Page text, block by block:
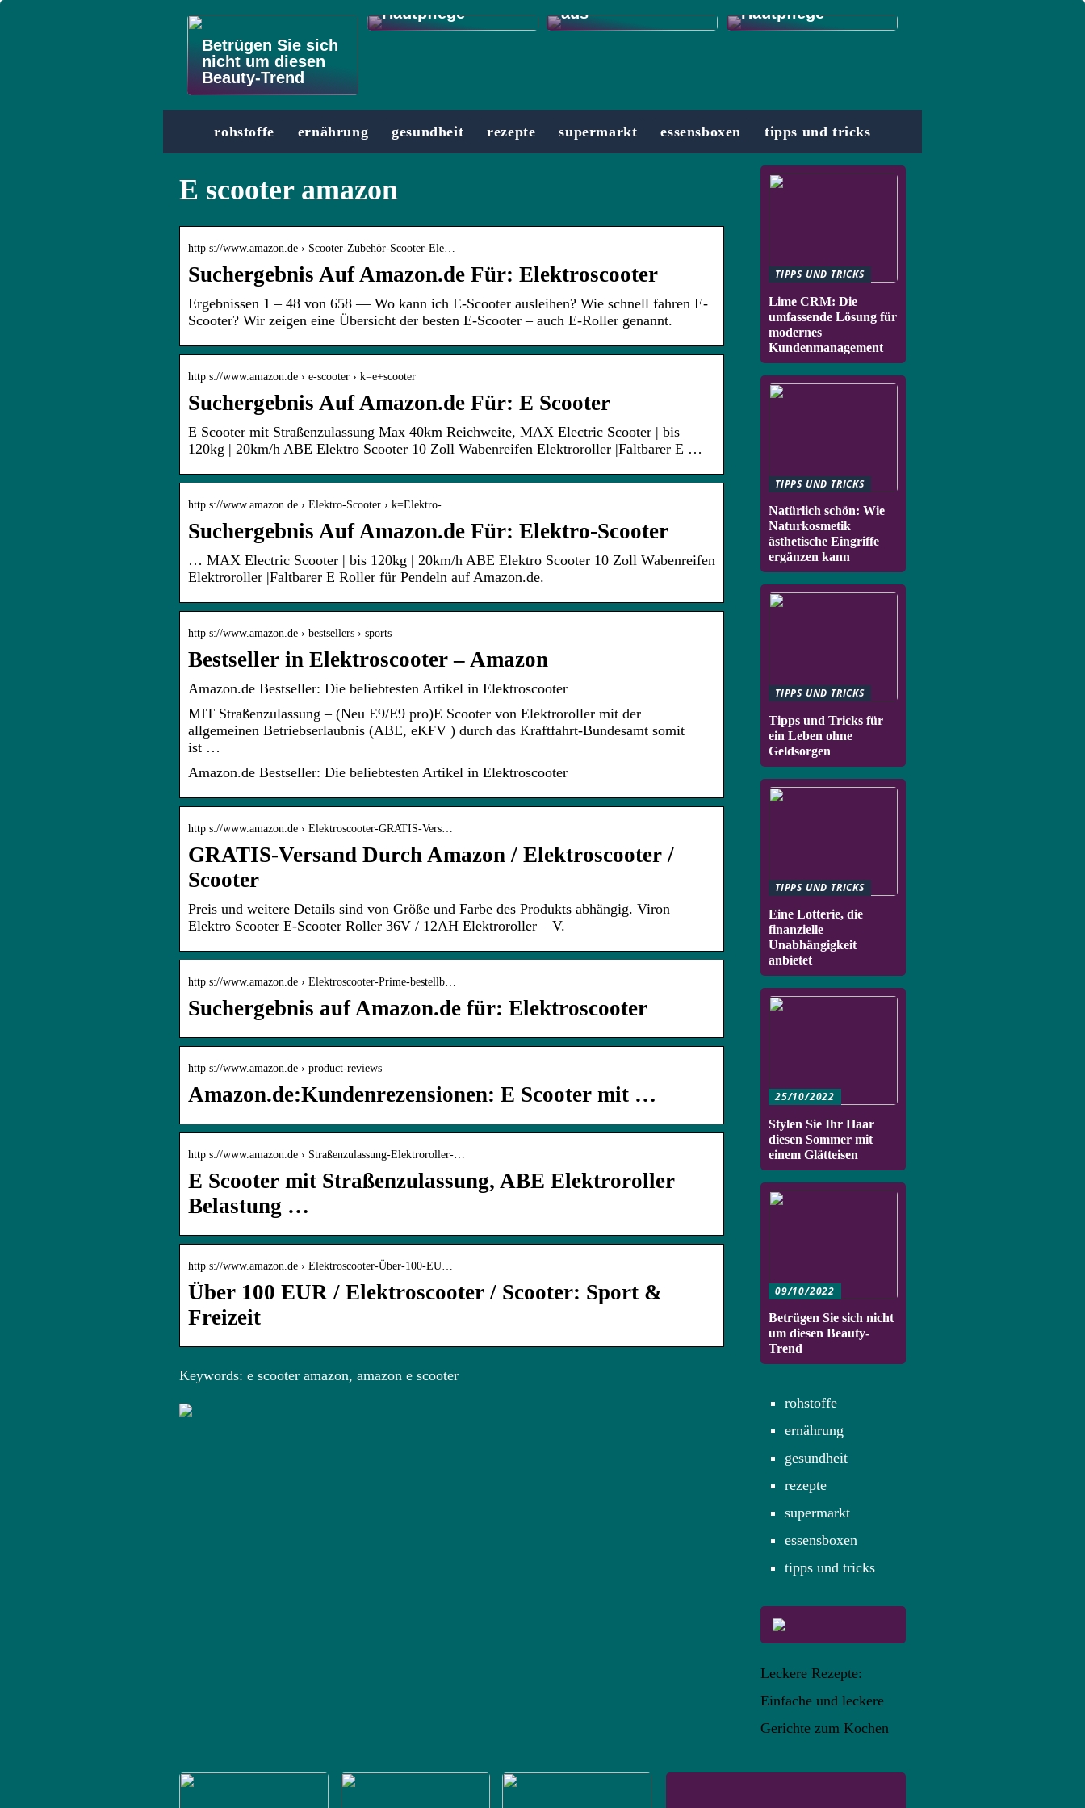
Betrügen Sie sich
nicht um diesen
Beauty-Trend
Hautpflege
aus
Hautpflege
rohstoffe ernährung gesundheit rezepte supermarkt essensboxen tipps und tricks
E scooter amazon
http s://www.amazon.de › Scooter-Zubehör-Scooter-Ele…
Suchergebnis Auf Amazon.de Für: Elektroscooter
Ergebnissen 1 – 48 von 658 — Wo kann ich E-Scooter ausleihen? Wie schnell fahren E-
Scooter? Wir zeigen eine Übersicht der besten E-Scooter – auch E-Roller genannt.
http s://www.amazon.de › e-scooter › k=e+scooter
Suchergebnis Auf Amazon.de Für: E Scooter
E Scooter mit Straßenzulassung Max 40km Reichweite, MAX Electric Scooter | bis
120kg | 20km/h ABE Elektro Scooter 10 Zoll Wabenreifen Elektroroller |Faltbarer E …
http s://www.amazon.de › Elektro-Scooter › k=Elektro-…
Suchergebnis Auf Amazon.de Für: Elektro-Scooter
… MAX Electric Scooter | bis 120kg | 20km/h ABE Elektro Scooter 10 Zoll Wabenreifen
Elektroroller |Faltbarer E Roller für Pendeln auf Amazon.de.
http s://www.amazon.de › bestsellers › sports
Bestseller in Elektroscooter – Amazon
Amazon.de Bestseller: Die beliebtesten Artikel in Elektroscooter
MIT Straßenzulassung – (Neu E9/E9 pro)E Scooter von Elektroroller mit der
allgemeinen Betriebserlaubnis (ABE, eKFV ) durch das Kraftfahrt-Bundesamt somit
ist …
Amazon.de Bestseller: Die beliebtesten Artikel in Elektroscooter
http s://www.amazon.de › Elektroscooter-GRATIS-Vers…
GRATIS-Versand Durch Amazon / Elektroscooter /
Scooter
Preis und weitere Details sind von Größe und Farbe des Produkts abhängig. Viron
Elektro Scooter E-Scooter Roller 36V / 12AH Elektroroller – V.
http s://www.amazon.de › Elektroscooter-Prime-bestellb…
Suchergebnis auf Amazon.de für: Elektroscooter
http s://www.amazon.de › product-reviews
Amazon.de:Kundenrezensionen: E Scooter mit …
http s://www.amazon.de › Straßenzulassung-Elektroroller-…
E Scooter mit Straßenzulassung, ABE Elektroroller
Belastung …
http s://www.amazon.de › Elektroscooter-Über-100-EU…
Über 100 EUR / Elektroscooter / Scooter: Sport &
Freizeit
Keywords: e scooter amazon, amazon e scooter
TIPPS UND TRICKS
Lime CRM: Die
umfassende Lösung für
modernes
Kundenmanagement
TIPPS UND TRICKS
Natürlich schön: Wie
Naturkosmetik
ästhetische Eingriffe
ergänzen kann
TIPPS UND TRICKS
Tipps und Tricks für
ein Leben ohne
Geldsorgen
TIPPS UND TRICKS
Eine Lotterie, die
finanzielle
Unabhängigkeit
anbietet
25/10/2022
Stylen Sie Ihr Haar
diesen Sommer mit
einem Glätteisen
09/10/2022
Betrügen Sie sich nicht
um diesen Beauty-
Trend
rohstoffe
ernährung
gesundheit
rezepte
supermarkt
essensboxen
tipps und tricks
Leckere Rezepte:
Einfache und leckere
Gerichte zum Kochen